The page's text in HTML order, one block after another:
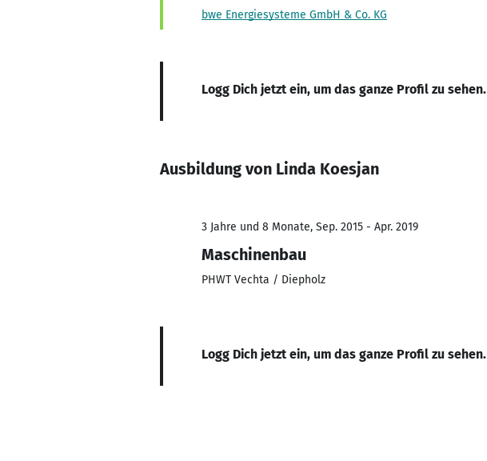
bwe Energiesysteme GmbH & Co. KG
Logg Dich jetzt ein, um das ganze Profil zu sehen.
Ausbildung von Linda Koesjan
3 Jahre und 8 Monate, Sep. 2015 - Apr. 2019
Maschinenbau
PHWT Vechta / Diepholz
Logg Dich jetzt ein, um das ganze Profil zu sehen.